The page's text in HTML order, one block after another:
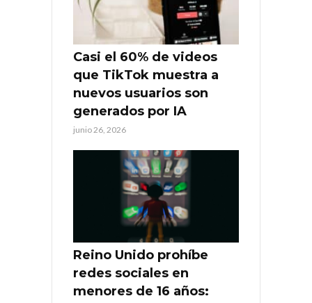
Casi el 60% de videos
que TikTok muestra a
nuevos usuarios son
generados por IA
junio 26, 2026
Reino Unido prohíbe
redes sociales en
menores de 16 años: